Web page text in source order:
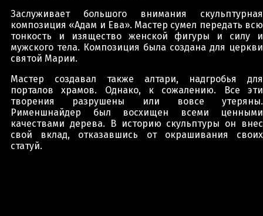
Заслуживает большого внимания скульптурная
композиция «Адам и Ева». Мастер сумел передать всю
тонкость и изящество женской фигуры и силу и
мужского тела. Композиция была создана для церкви
святой Марии.
Мастер создавал также алтари, надгробья для
порталов храмов. Однако, к сожалению. Все эти
творения разрушены или вовсе утеряны.
Рименшнайдер был восхищен всеми ценными
качествами дерева. В историю скульптуры он внес
свой вклад, отказавшись от окрашивания своих
статуй.